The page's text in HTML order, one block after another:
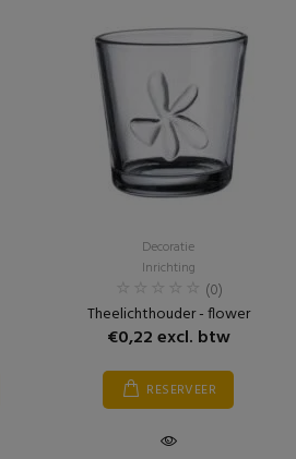
Decoratie
Inrichting
(0)
Theelichthouder - flower
€0,22 excl. btw
RESERVEER